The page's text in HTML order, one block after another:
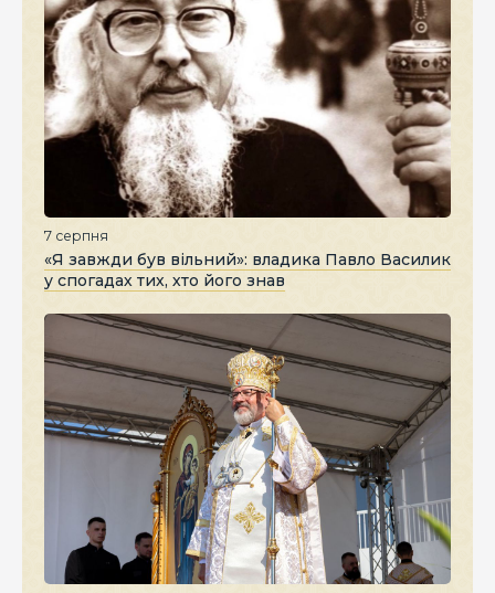
7 серпня
«Я завжди був вільний»: владика Павло Василик
у спогадах тих, хто його знав